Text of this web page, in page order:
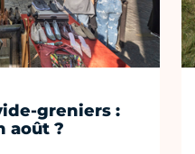
greniers :
août ?